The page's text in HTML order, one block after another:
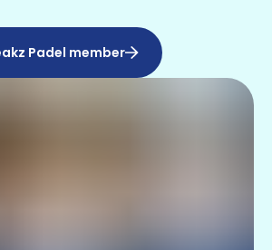
Padel member